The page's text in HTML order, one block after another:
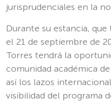
jurisprudenciales en la
Durante su estancia,
el 21 de septiembre de
Torres tendrá la
comunidad académica
así los lazos
visibilidad del programa